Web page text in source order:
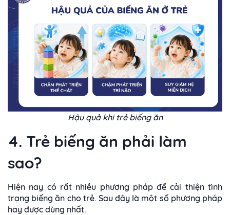
Hậu quả khi trẻ biếng ăn
4. Trẻ biếng ăn phải làm
sao?
Hiện nay có rất nhiều phương pháp để cải thiện tình
trạng biếng ăn cho trẻ. Sau đây là một số phương pháp
hay được dùng nhất.